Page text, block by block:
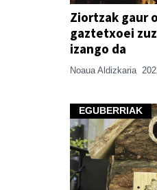
Ziortzak gaur
gaztetxoei
izango da
Noaua Aldizkaria
EGUBERRIAK